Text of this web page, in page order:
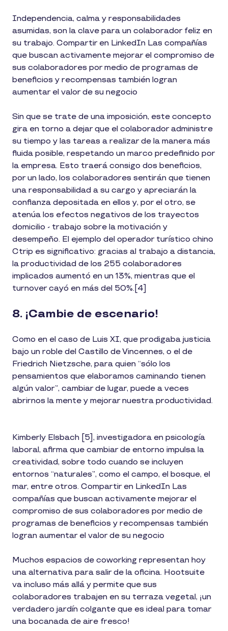
Independencia, calma y responsabilidades
asumidas, son la clave para un colaborador feliz en
su trabajo. Compartir en LinkedIn Las compañías
que buscan activamente mejorar el compromiso de
sus colaboradores por medio de programas de
beneficios y recompensas también logran
aumentar el valor de su negocio
Sin que se trate de una imposición, este concepto
gira en torno a dejar que el colaborador administre
su tiempo y las tareas a realizar de la manera más
fluida posible, respetando un marco predefinido por
la empresa. Esto traerá consigo dos beneficios,
por un lado, los colaboradores sentirán que tienen
una responsabilidad a su cargo y apreciarán la
confianza depositada en ellos y, por el otro, se
atenúa los efectos negativos de los trayectos
domicilio - trabajo sobre la motivación y
desempeño. El ejemplo del operador turístico chino
Ctrip es significativo: gracias al trabajo a distancia,
la productividad de los 255 colaboradores
implicados aumentó en un 13%, mientras que el
turnover cayó en más del 50%.[4]
8. ¡Cambie de escenario!
Como en el caso de Luis XI, que prodigaba justicia
bajo un roble del Castillo de Vincennes, o el de
Friedrich Nietzsche, para quien “sólo los
pensamientos que elaboramos caminando tienen
algún valor”, cambiar de lugar, puede a veces
abrirnos la mente y mejorar nuestra productividad.
Kimberly Elsbach [5], investigadora en psicología
laboral, afirma que cambiar de entorno impulsa la
creatividad, sobre todo cuando se incluyen
entornos “naturales”, como el campo, el bosque, el
mar, entre otros. Compartir en LinkedIn Las
compañías que buscan activamente mejorar el
compromiso de sus colaboradores por medio de
programas de beneficios y recompensas también
logran aumentar el valor de su negocio
Muchos espacios de coworking representan hoy
una alternativa para salir de la oficina. Hootsuite
va incluso más allá y permite que sus
colaboradores trabajen en su terraza vegetal, ¡un
verdadero jardín colgante que es ideal para tomar
una bocanada de aire fresco!